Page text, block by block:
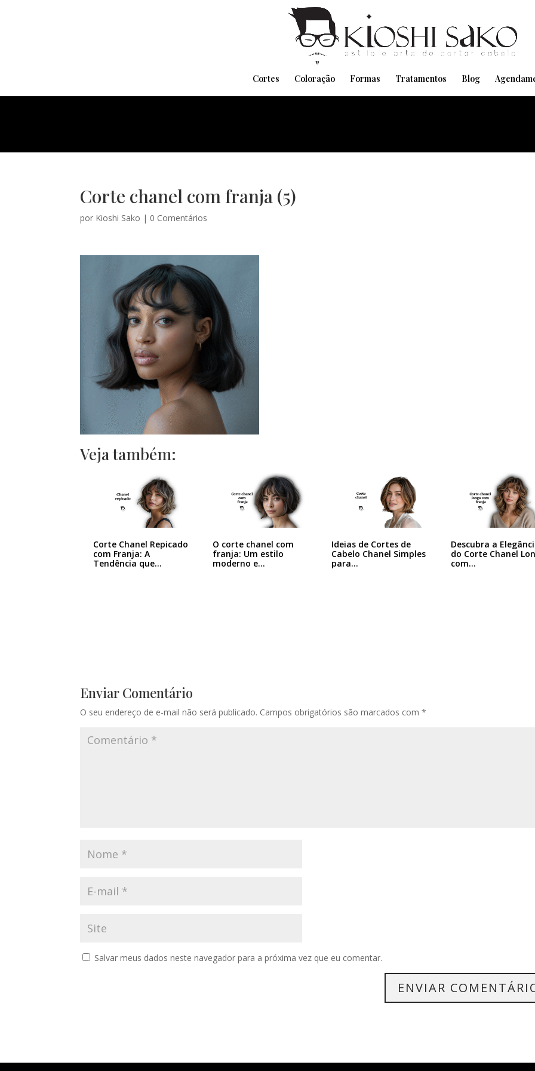
Cortes Coloração Formas Tratamentos Blog
Corte chanel com franja (5)
por Kioshi Sako | 0 Comentários
Veja também:
Corte Chanel Repicado
com Franja: A
Tendência que…
O corte chanel com
franja: Um estilo
moderno e…
Ideias de Cortes de
Cabelo Chanel Simples
para…
Descubra a
do Corte Chanel
com…
Enviar Comentário
O seu endereço de e-mail não será publicado. Campos obrigatórios são marcados com*
Salvar meus dados neste navegador para a próxima vez que eu comentar.
Pensando em transformar seu Visual??
Agende pelo Whatsapp